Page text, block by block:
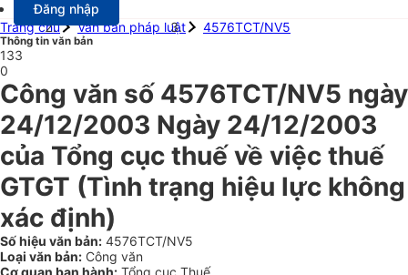
Đăng nhập
Trang chủ
Văn bản pháp luật 4576TCT/NV5
Thông tin văn bản
133
0
Công văn số 4576TCT/NV5 ngày
24/12/2003 Ngày 24/12/2003
của Tổng cục thuế về việc thuế
GTGT (Tình trạng hiệu lực không
xác định)
Số hiệu văn bản: 4576TCT/NV5
Loại văn bản: Công văn
Cơ quan ban hành: Tổng cục Thuế